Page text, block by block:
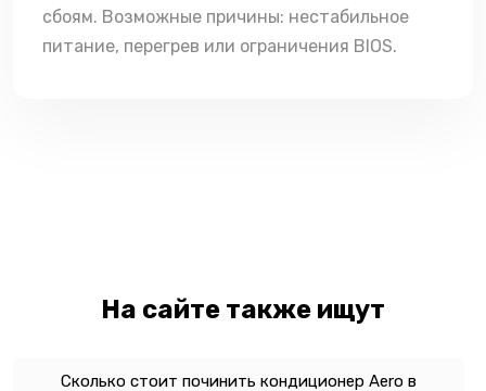
сбоям. Возможные причины: нестабильное
питание, перегрев или ограничения BIOS.
На сайте также ищут
Сколько стоит починить кондиционер Aero в